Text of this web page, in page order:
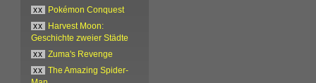
xx
Pokémon Conquest
xx
Harvest Moon:
Geschichte zweier Städte
xx
Zuma's Revenge
xx
The Amazing Spider-